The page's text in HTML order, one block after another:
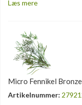
Læs mere
Micro Fennikel
Artikelnummer: